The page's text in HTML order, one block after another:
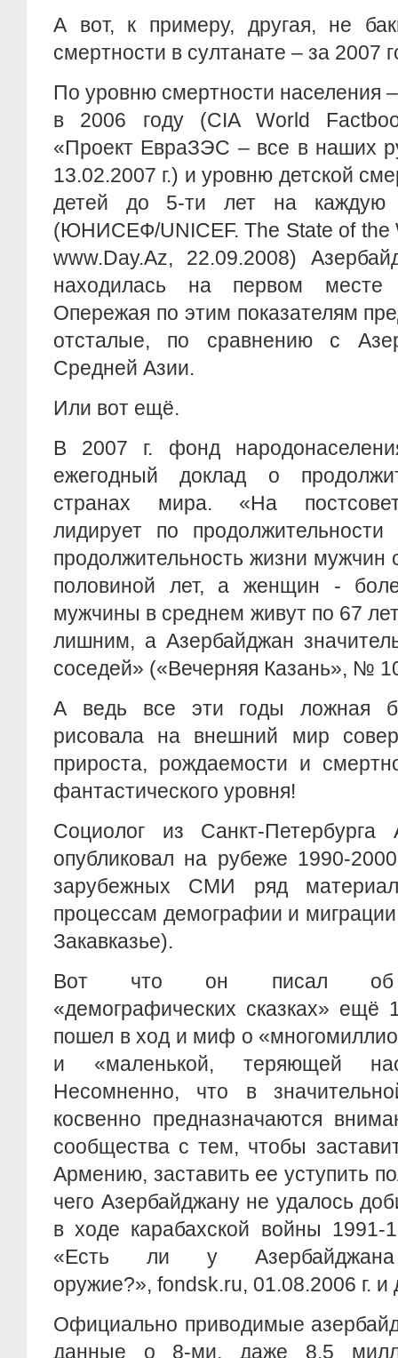
А вот, к примеру, другая, не
смертности в султанате – за 2007
По уровню смертности населения
в 2006 году (CIA World
«Проект ЕвраЗЭС – все в наших
13.02.2007 г.) и уровню детской
детей до 5-ти лет на каждую
(ЮНИСЕФ/UNICEF. The State of the
www.Day.Az, 22.09.2008)
находилась на первом
Опережая по этим показателям
отсталые, по сравнению с
Средней Азии.
Или вот ещё.
В 2007 г. фонд
ежегодный доклад о
странах мира. «На
лидирует по
продолжительность жизни мужчин
половиной лет, а женщин -
мужчины в среднем живут по 67
лишним, а Азербайджан
соседей» («Вечерняя Казань», №
А ведь все эти годы ложная
рисовала на внешний мир
прироста, рождаемости и
фантастического уровня!
Социолог из Санкт-Петербурга
опубликовал на рубеже 1990-
зарубежных СМИ ряд
процессам демографии и
Закавказье).
Вот что он писал об
«демографических сказках» ещё
пошел в ход и миф о
и «маленькой, теряющей
Несомненно, что в
косвенно предназначаются
сообщества с тем, чтобы
Армению, заставить ее уступить
чего Азербайджану не удалось
в ходе карабахской войны 1991-
«Есть ли у Азербайджана
оружие?», fondsk.ru, 01.08.2006 г. и
Официально приводимые
данные о 8-ми, даже 8,5